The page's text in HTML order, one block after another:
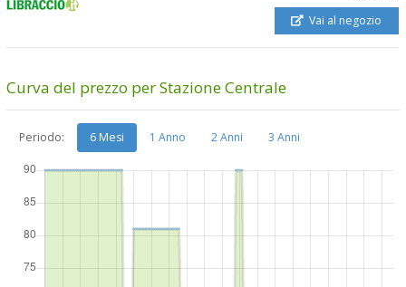
Vai al negozio
Curva del prezzo per Stazione Centrale
Periodo: 6 Mesi 1 Anno 2 Anni 3 Anni